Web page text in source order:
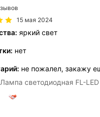
15 мая 2024
яркий свет
нет
не пожалел, закажу
светодиодная FL-